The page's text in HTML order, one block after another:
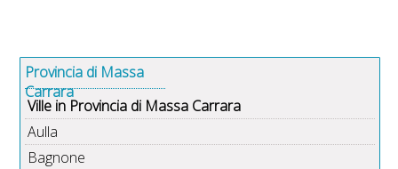
Provincia di Massa
Carrara
Ville in Provincia di Massa Carrara
Aulla
Bagnone